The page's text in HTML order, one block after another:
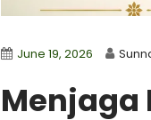
June 19, 2026
Menjaga